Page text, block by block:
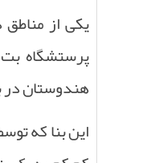
یکی از
پرستشگاه
هندوستان در
این بنا که